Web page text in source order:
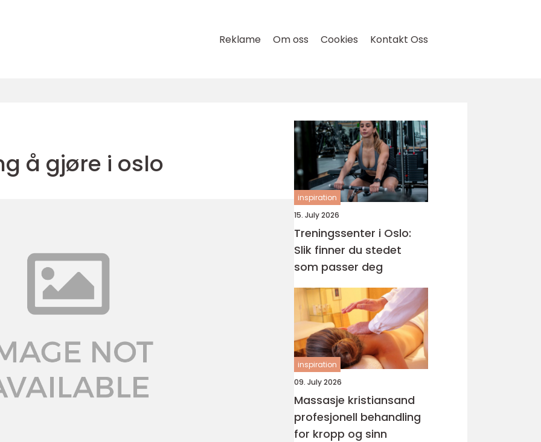
Reklame Om oss Cookies Kontakt Oss
å gjøre i oslo
inspiration
15. July 2026
Treningssenter i Oslo:
Slik finner du stedet
som passer deg
inspiration
09. July 2026
Massasje kristiansand
profesjonell behandling
for kropp og sinn